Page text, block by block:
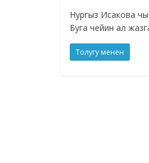
Нургыз Исакова
Буга чейин ал
Толугу менен